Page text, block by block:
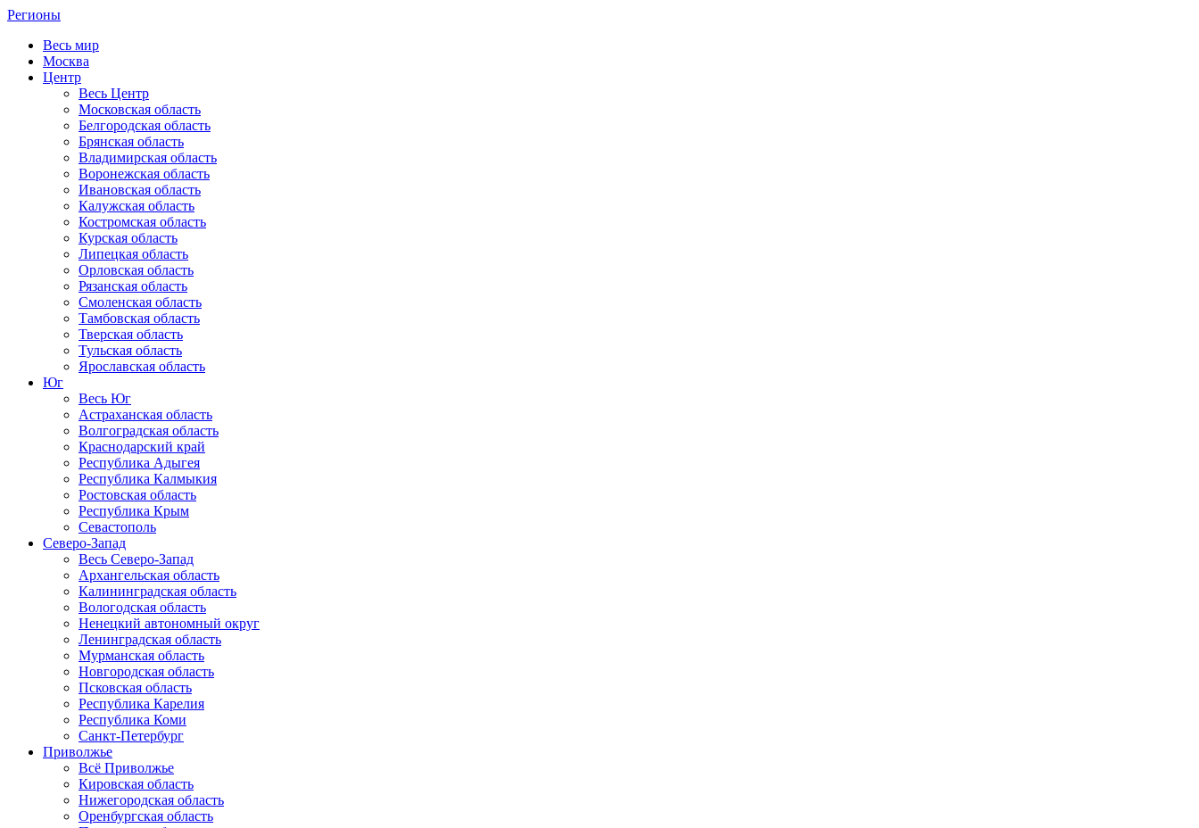
Регионы
Весь мир
Москва
Центр
Весь Центр
Московская область
Белгородская область
Брянская область
Владимирская область
Воронежская область
Ивановская область
Калужская область
Костромская область
Курская область
Липецкая область
Орловская область
Рязанская область
Смоленская область
Тамбовская область
Тверская область
Тульская область
Ярославская область
Юг
Весь Юг
Астраханская область
Волгоградская область
Краснодарский край
Республика Адыгея
Республика Калмыкия
Ростовская область
Республика Крым
Севастополь
Северо-Запад
Весь Северо-Запад
Архангельская область
Калининградская область
Вологодская область
Ненецкий автономный округ
Ленинградская область
Мурманская область
Новгородская область
Псковская область
Республика Карелия
Республика Коми
Санкт-Петербург
Приволжье
Всё Приволжье
Кировская область
Нижегородская область
Оренбургская область